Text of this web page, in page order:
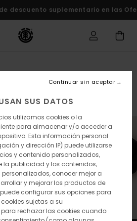
de descuento suplementario en las
Element x Floor
SUS DATOS
utilizamos cookies o la
para almacenar y/o acceder a
Esta información personal
y dirección IP) puede utilizarse
y contenido personalizados,
la publicidad y los contenidos,
conocer mejor a
y mejorar los productos de
configurar sus opciones para
sujetas a su
para rechazar las cookies cuando
Continuar sin aceptar